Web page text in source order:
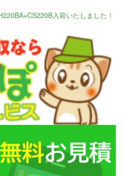
入荷いたしました！